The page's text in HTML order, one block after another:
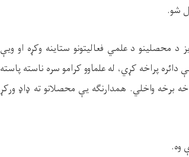
شو.
د علمي فعاليتونو ستاینه وکړه او ویې
پراخه کړي، له علماوو کرامو سره ناسته پاسته
برخه واخلي. همدارنګه يې محصلانو ته ډاډ ورکړ
وه.